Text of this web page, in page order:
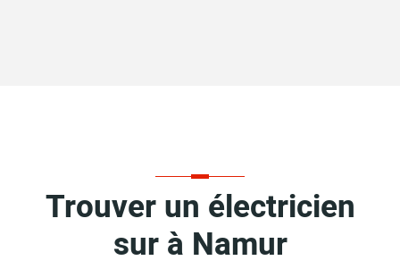
Trouver un électricien
sur à Namur